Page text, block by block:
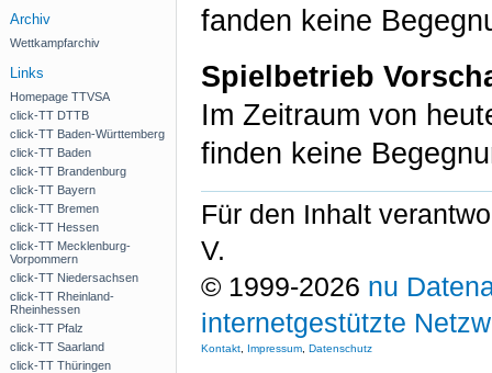
Archiv
Wettkampfarchiv
Links
Homepage TTVSA
click-TT DTTB
click-TT Baden-Württemberg
click-TT Baden
click-TT Brandenburg
click-TT Bayern
click-TT Bremen
click-TT Hessen
click-TT Mecklenburg-
Vorpommern
click-TT Niedersachsen
click-TT Rheinland-
Rheinhessen
click-TT Pfalz
click-TT Saarland
click-TT Thüringen
fanden keine
Spielbetrieb
Im Zeitraum von
finden keine
Für den Inhalt
V.
© 1999-2026 nu
internetgestützte
Kontakt Impressum Datenschutz